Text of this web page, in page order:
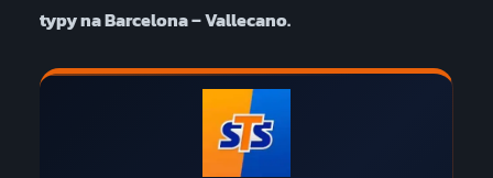
typy na Barcelona – Vallecano.